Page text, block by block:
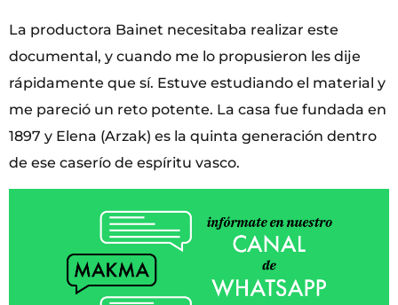
La productora Bainet necesitaba realizar este
documental, y cuando me lo propusieron les dije
rápidamente que sí. Estuve estudiando el material y
me pareció un reto potente. La casa fue fundada en
1897 y Elena (Arzak) es la quinta generación dentro
de ese caserío de espíritu vasco.